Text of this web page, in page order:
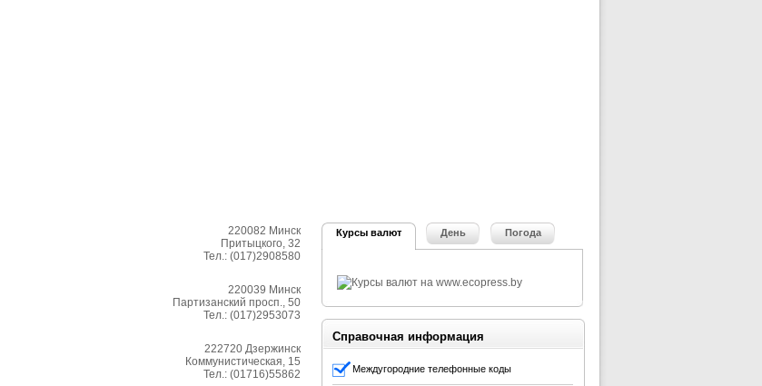
220082 Минск
Притыцкого, 32
Тел.: (017)2908580
220039 Минск
Партизанский просп., 50
Тел.: (017)2953073
222720 Дзержинск
Коммунистическая, 15
Тел.: (01716)55862
Курсы валют День Погода
Справочная информация
Междугородние телефонные коды